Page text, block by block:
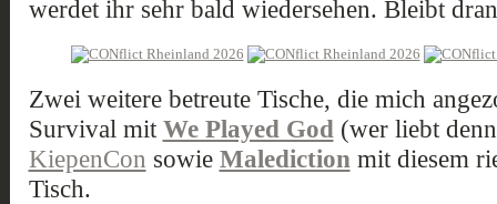
werdet ihr sehr bald wiedersehen. Bleibt
Zwei weitere betreute Tische, die mich
Survival mit We Played God (wer liebt
KiepenCon sowie Malediction mit diesem
Tisch.